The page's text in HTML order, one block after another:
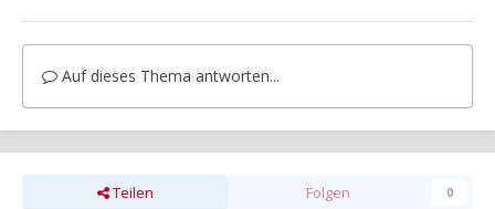
Auf dieses Thema antworten...
Teilen Folgen 0